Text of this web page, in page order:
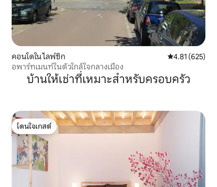
คอนโดใน ไลพ์ซิก คะแนนเฉลี่ย
4.81 (625)
อพาร์ทเมนท์ในตัวใกล้ใจกลางเมือง
บ้านให้เช่าที่เหมาะสำหรับครอบครัว
โดนใจเกสต์
โดนใจเกสต์